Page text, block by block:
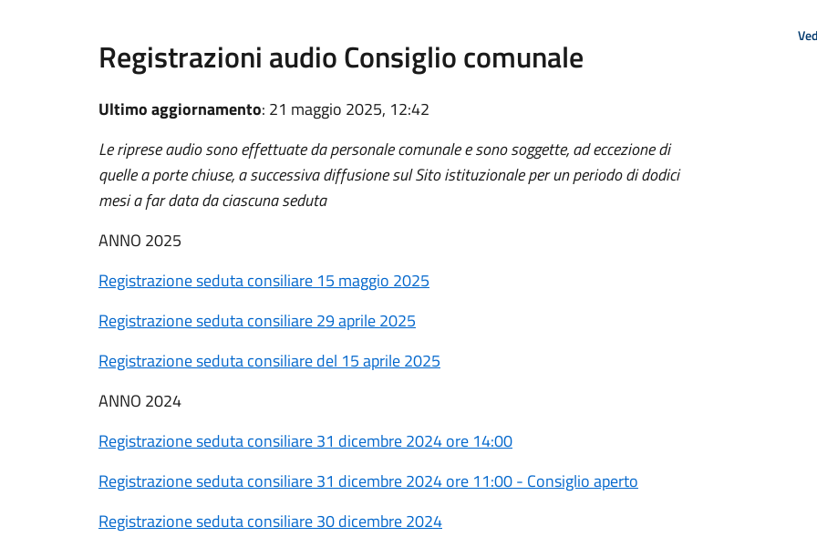
Registrazioni audio Consiglio comunale
Ultimo aggiornamento: 21 maggio 2025, 12:42
Le riprese audio sono effettuate da personale comunale e sono soggette, ad eccezione di
quelle a porte chiuse, a successiva diffusione sul Sito istituzionale per un periodo di dodici
mesi a far data da ciascuna seduta
ANNO 2025
Registrazione seduta consiliare 15 maggio 2025
Registrazione seduta consiliare 29 aprile 2025
Registrazione seduta consiliare del 15 aprile 2025
ANNO 2024
Registrazione seduta consiliare 31 dicembre 2024 ore 14:00
Registrazione seduta consiliare 31 dicembre 2024 ore 11:00 - Consiglio aperto
Registrazione seduta consiliare 30 dicembre 2024